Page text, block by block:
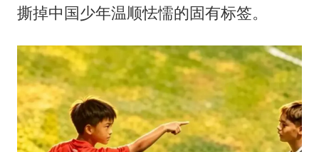
撕掉中国少年温顺怯懦的固有标签。